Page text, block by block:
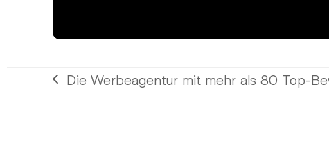
vorheriger
Die Werbeagentur mit mehr als 80 Top-